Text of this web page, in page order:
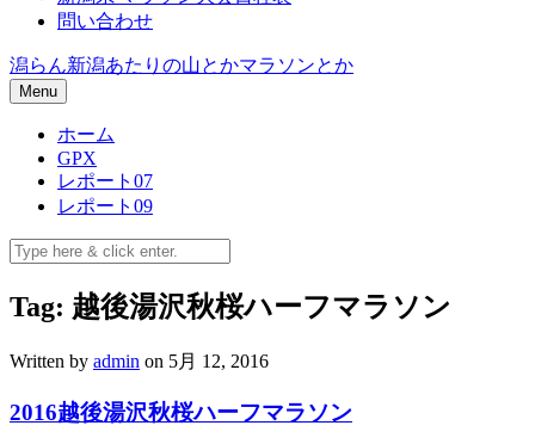
問い合わせ
潟らん新潟あたりの山とかマラソンとか
Menu
ホーム
GPX
レポート07
レポート09
Tag: 越後湯沢秋桜ハーフマラソン
Written by admin on 5月 12, 2016
2016越後湯沢秋桜ハーフマラソン